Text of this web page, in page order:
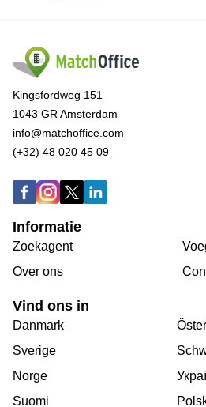
Kingsfordweg 151
1043 GR Amsterdam
info@matchoffice.com
(+32) 48 020 45 09
Informatie
Zoekagent
Over ons
Vind ons in
Danmark
Sverige
Norge
Suomi